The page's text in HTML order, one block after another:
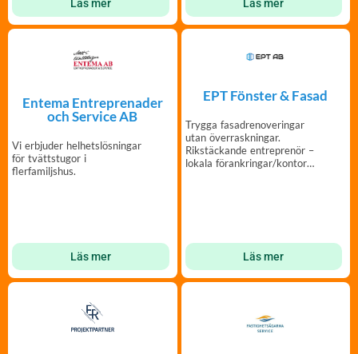
Läs mer Läs mer
Entema Entreprenader
och Service AB
Vi erbjuder helhetslösningar
för tvättstugor i
flerfamiljshus.
Läs mer
EPT Fönster & Fasad
Trygga fasadrenoveringar
utan överraskningar.
Rikstäckande entreprenör –
lokala förankringar/kontor
Läs mer